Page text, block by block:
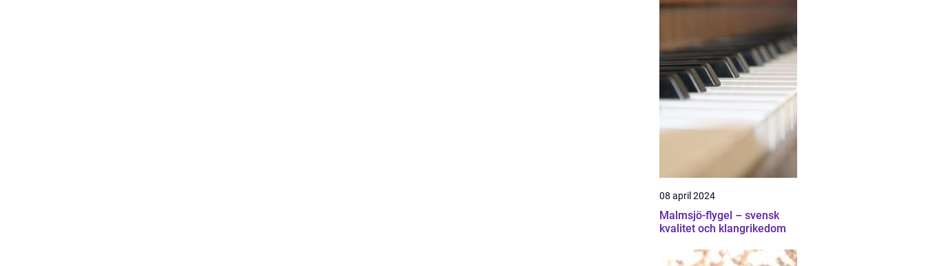
08 april 2024
Malmsjö-flygel – svensk
kvalitet och klangrikedom